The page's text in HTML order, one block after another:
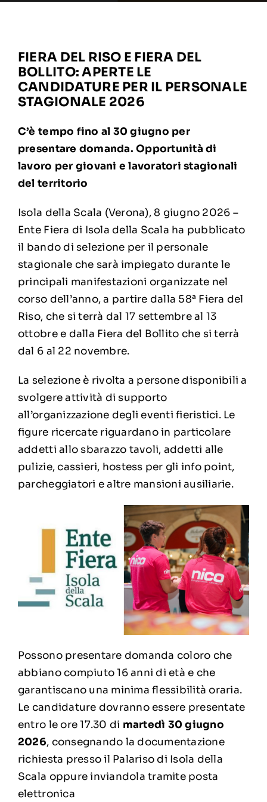
FIERA DEL RISO E FIERA DEL
BOLLITO: APERTE LE
CANDIDATURE PER IL PERSONALE
STAGIONALE 2026
C’è tempo fino al 30 giugno per
presentare domanda. Opportunità di
lavoro per giovani e lavoratori stagionali
del territorio
Isola della Scala (Verona), 8 giugno 2026 –
Ente Fiera di Isola della Scala ha pubblicato
il bando di selezione per il personale
stagionale che sarà impiegato durante le
principali manifestazioni organizzate nel
corso dell’anno, a partire dalla 58ª Fiera del
Riso, che si terrà dal 17 settembre al 13
ottobre e dalla Fiera del Bollito che si terrà
dal 6 al 22 novembre.
La selezione è rivolta a persone disponibili a
svolgere attività di supporto
all’organizzazione degli eventi fieristici. Le
figure ricercate riguardano in particolare
addetti allo sbarazzo tavoli, addetti alle
pulizie, cassieri, hostess per gli info point,
parcheggiatori e altre mansioni ausiliarie.
Possono presentare domanda coloro che
abbiano compiuto 16 anni di età e che
garantiscano una minima flessibilità oraria.
Le candidature dovranno essere presentate
entro le ore 17.30 di martedì 30 giugno
2026, consegnando la documentazione
richiesta presso il Palariso di Isola della
Scala oppure inviandola tramite posta
elettronica